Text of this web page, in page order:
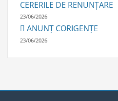
CERERILE DE RENUNȚARE
23/06/2026
ANUNȚ CORIGENȚE
23/06/2026